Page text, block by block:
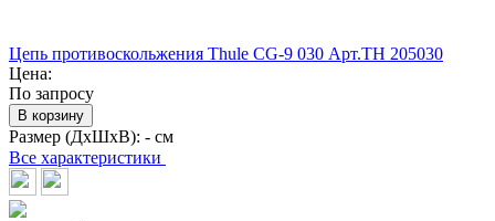
Цепь противоскольжения Thule CG-9 030 Арт.TH 205030
Цена:
По запросу
В корзину
Размер (ДхШхВ): - см
Все характеристики